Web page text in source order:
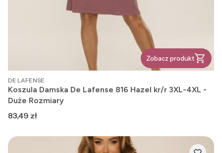
Zobacz produkt
PRODUCENT
DE LAFENSE
Koszula Damska De Lafense 816 Hazel kr/r 3XL-4XL -
Duże Rozmiary
Cena
83,49 zł